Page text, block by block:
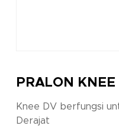
PRALON
Knee DV berfungsi
Derajat